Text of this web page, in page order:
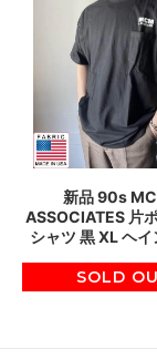
新品 90s
ASSOCIATES 片
シャツ 黒 XL ヘイ
使用品 デッドスト
SOLD